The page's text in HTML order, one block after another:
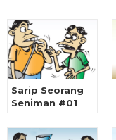
Sarip Seorang
Seniman #01